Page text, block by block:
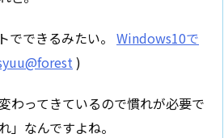
でできるみたい。 Windows10で
)
わってきているので慣れが必要で
」なんですよね。